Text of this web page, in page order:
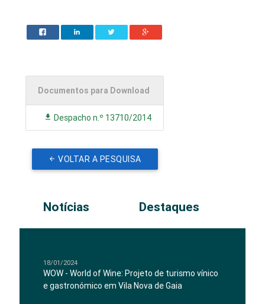
Documentos para Download
Despacho n.º 13710/2014
VOLTAR A PESQUISA
Notícias Destaques
18/01/2024
WOW - World of Wine: Projeto de turismo vínico
e gastronómico em Vila Nova de Gaia